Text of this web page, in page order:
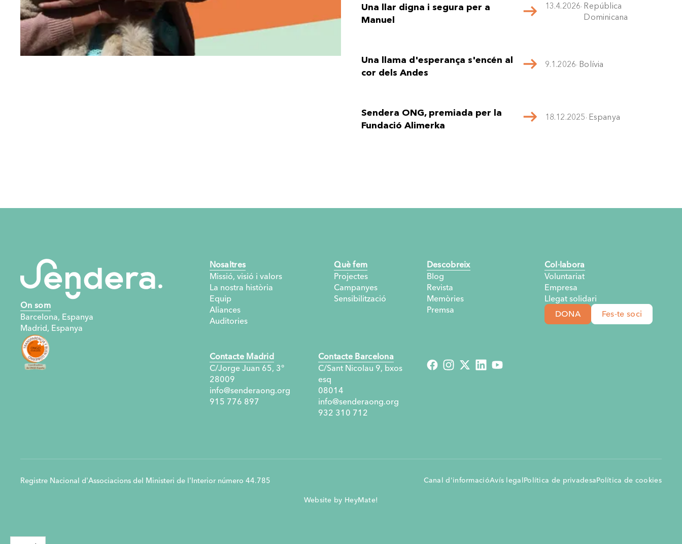
Una llar digna i segura per a
Manuel
13.4.2026, República
Dominicana
Una llama d'esperança s'encén al
cor dels Andes
9.1.2026, Bolívia
Sendera ONG, premiada per la
Fundació Alimerka
18.12.2025 , Espanya
Els Mamani celebren el dolç fruit
del seu esforç
21.5.2025,Bolívia
,
Any Internacional dels Camèlids 30.9.2024,Bolívia
On som
Barcelona, ​​Espanya
Madrid, Espanya
Nosaltres
Missió, visió i valors
La nostra història
Equip
Aliances
Auditories
Què fem
Projectes
Campanyes
Sensibilització
Descobreix
Blog
Revista
Memòries
Premsa
Col·labora
Voluntariat
Empresa
Llegat solidari
DONA Fes-te soci
Contacte Madrid
C/Jorge Juan 65, 3°
28009
info@senderaong.org
915 776 897
Contacte Barcelona
C/Sant Nicolau 9, bxos
esq
08014
info@senderaong.org
932 310 712
Registre Nacional d'Associacions del Ministeri de l'Interior número 44.785 Canal d'informacióAvís legalPolítica de privadesaPolítica de cookies
Website by HeyMate!